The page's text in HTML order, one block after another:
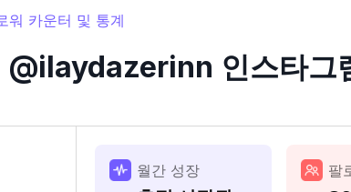
워 카운터 및 통계
@ilaydazerinn 인스타그
월간 성장 팔